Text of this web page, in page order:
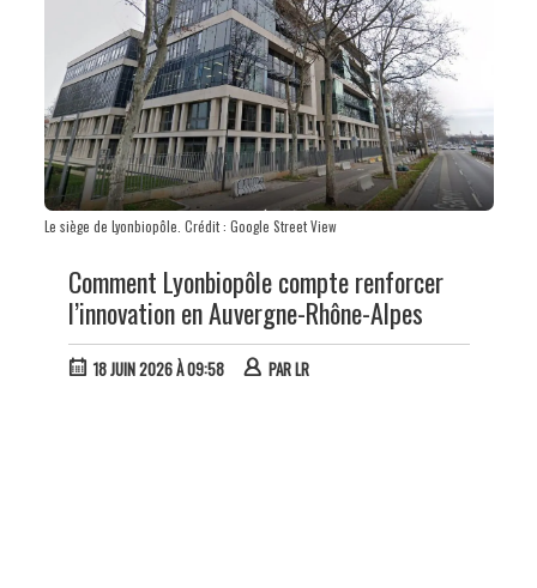
Le siège de Lyonbiopôle. Crédit : Google Street View
Comment Lyonbiopôle compte renforcer
l’innovation en Auvergne-Rhône-Alpes
18 JUIN 2026 À 09:58 PARLR